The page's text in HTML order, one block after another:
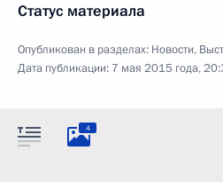
Статус материала
Опубликован в разделах: Новости,
Дата публикации: 7 мая 2015 года,
4